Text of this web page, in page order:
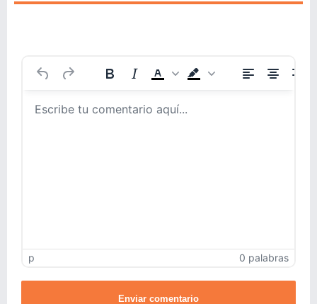
p 0 palabras
Enviar comentario